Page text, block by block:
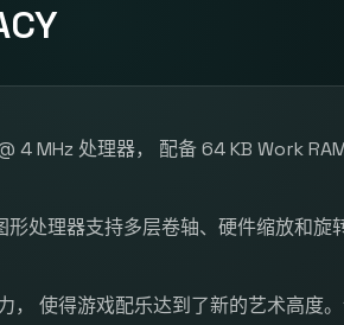
MHz 处理器， 配备 64 KB Work
处理器支持多层卷轴、硬件缩放和
使得游戏配乐达到了新的艺术高度